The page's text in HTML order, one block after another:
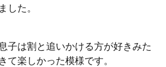
した。
子は割と追いかける方が好きみた
て楽しかった模様です。